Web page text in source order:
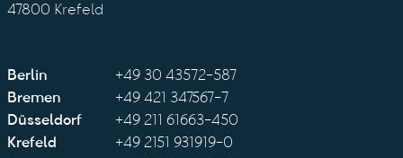
47800 Krefeld
Berlin
+49 30 43572-587
Bremen
+49 421 347567-7
Düsseldorf
+49 211 61663-450
Krefeld
+49 2151 931919-0